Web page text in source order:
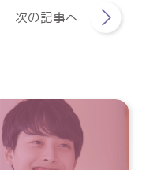
次の記事へ